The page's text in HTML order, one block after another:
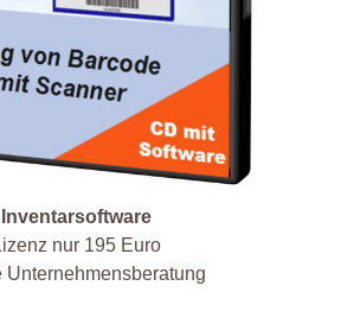
Inventarsoftware
nur 195 Euro
Unternehmensberatung